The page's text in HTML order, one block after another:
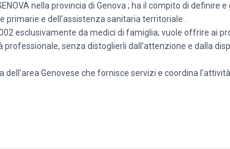
nella provincia di Genova ; ha il compito di definire
e dell’assistenza sanitaria territoriale .
esclusivamente da medici di famiglia; vuole offrire ai
senza distoglierli dall’attenzione e dalla
dell’area Genovese che fornisce servizi e coordina